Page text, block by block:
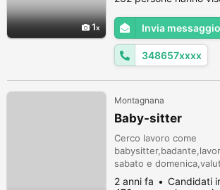
1 Invia messaggio
348657xxxx
Montagnana
Baby-sitter
Cerco lavoro come
sabato e
serie.grazie
2 anni fa
Candidati